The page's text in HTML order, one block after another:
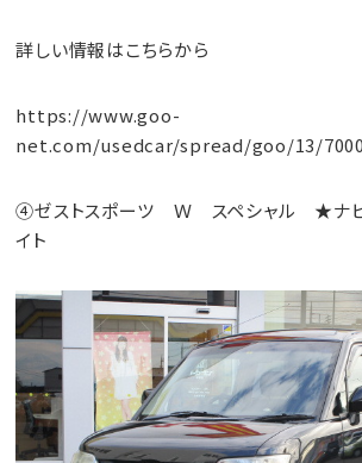
詳しい情報はこちらから
https://www.goo-
net.com/usedcar/spread/goo/13/
④ゼストスポーツ Ｗ スペシャル ★ナ
イト